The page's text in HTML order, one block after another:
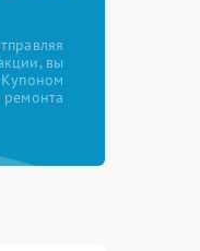
вы
Купоном
ремонта